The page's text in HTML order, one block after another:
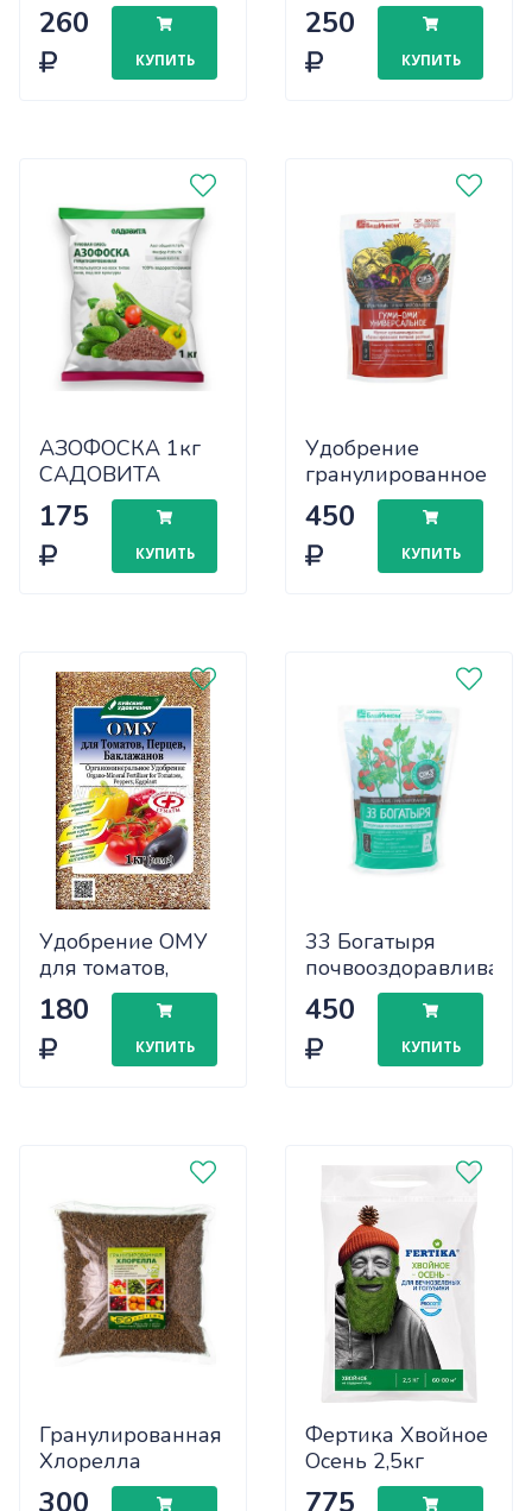
х14
260
КУПИТЬ
крыжовника,
жимолости) х14
250
КУПИТЬ
АЗОФОСКА 1кг
САДОВИТА
х15/1050
175
КУПИТЬ
Удобрение
гранулированное
Гуми-Оми
Универсальное–
0,8 кг
450
КУПИТЬ
Удобрение ОМУ
для томатов,
перцев,
баклажанов 1кг
(30шт)
180
КУПИТЬ
33 Богатыря
микробиологический
препарат
(гранулированный)
– 0,8 кг
450
КУПИТЬ
Гранулированная
Хлорелла
(цеолит+хлорелла)
300
Фертика Хвойное
Осень 2,5кг
х10/400
775